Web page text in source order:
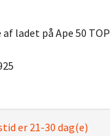
ladet på Ape 50 TOP
er 21-30 dag(e)